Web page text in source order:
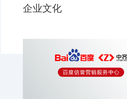
企业文化